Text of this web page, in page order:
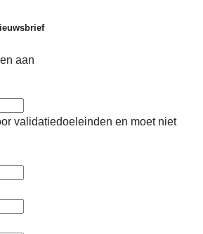
aan
validatiedoeleinden en moet niet